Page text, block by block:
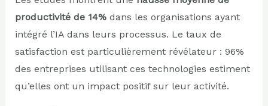
productivité de 14%dans les organisations ayant
intégré l’IA dans leurs processus. Le taux de
satisfaction est particulièrement révélateur : 96%
des entreprises utilisant ces technologies estiment
qu’elles ont un impact positif sur leur activité.